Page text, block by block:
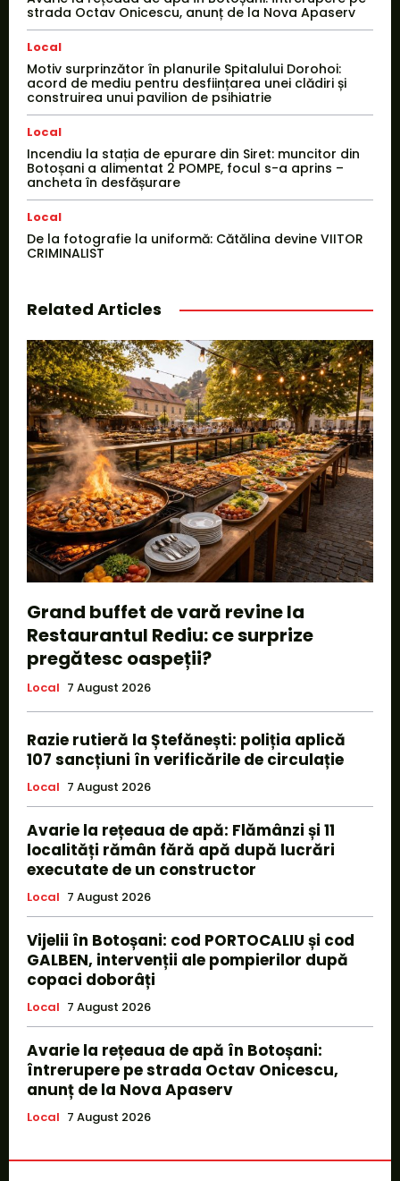
strada Octav Onicescu, anunț de la Nova Apaserv
Local
Motiv surprinzător în planurile Spitalului Dorohoi:
acord de mediu pentru desființarea unei clădiri și
construirea unui pavilion de psihiatrie
Local
Incendiu la stația de epurare din Siret: muncitor din
Botoșani a alimentat 2 POMPE, focul s-a aprins –
ancheta în desfășurare
Local
De la fotografie la uniformă: Cătălina devine VIITOR
CRIMINALIST
Related Articles
Grand buffet de vară revine la
Restaurantul Rediu: ce surprize
pregătesc oaspeții?
Local 7 August 2026
Razie rutieră la Ștefănești: poliția aplică
107 sancțiuni în verificările de circulație
Local 7 August 2026
Avarie la rețeaua de apă: Flămânzi și 11
localități rămân fără apă după lucrări
executate de un constructor
Local 7 August 2026
Vijelii în Botoșani: cod PORTOCALIU și cod
GALBEN, intervenții ale pompierilor după
copaci doborâți
Local 7 August 2026
Avarie la rețeaua de apă în Botoșani:
întrerupere pe strada Octav Onicescu,
anunț de la Nova Apaserv
Local 7 August 2026